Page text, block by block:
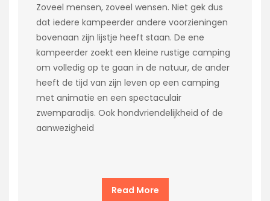
Zoveel mensen, zoveel wensen. Niet gek dus
dat iedere kampeerder andere voorzieningen
bovenaan zijn lijstje heeft staan. De ene
kampeerder zoekt een kleine rustige camping
om volledig op te gaan in de natuur, de ander
heeft de tijd van zijn leven op een camping
met animatie en een spectaculair
zwemparadijs. Ook hondvriendelijkheid of de
aanwezigheid
Read More